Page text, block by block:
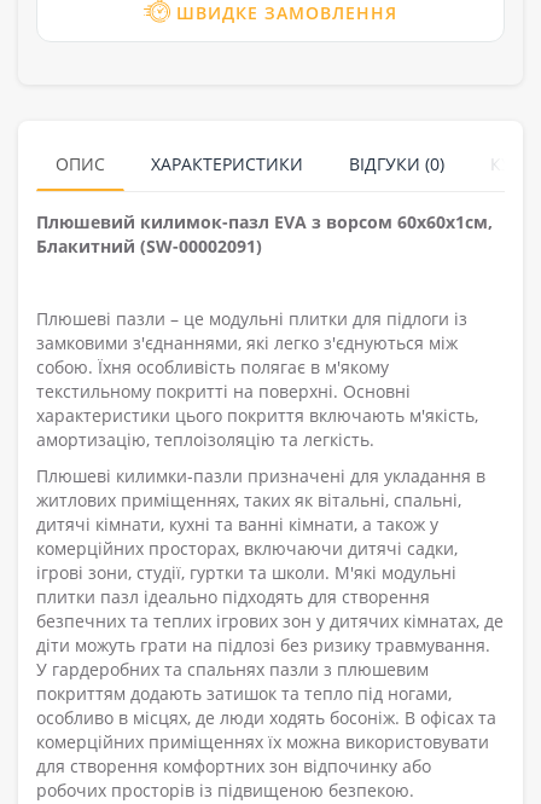
ШВИДКЕ ЗАМОВЛЕННЯ
ОПИС ХАРАКТЕРИСТИКИ ВІДГУКИ (0)
Плюшевий килимок-пазл EVA з ворсом 60х60х1см,
Блакитний (SW-00002091)
Плюшеві пазли – це модульні плитки для підлоги із
замковими з'єднаннями, які легко з'єднуються між
собою. Їхня особливість полягає в м'якому
текстильному покритті на поверхні. Основні
характеристики цього покриття включають м'якість,
амортизацію, теплоізоляцію та легкість.
Плюшеві килимки-пазли призначені для укладання в
житлових приміщеннях, таких як вітальні, спальні,
дитячі кімнати, кухні та ванні кімнати, а також у
комерційних просторах, включаючи дитячі садки,
ігрові зони, студії, гуртки та школи. М'які модульні
плитки пазл ідеально підходять для створення
безпечних та теплих ігрових зон у дитячих кімнатах, де
діти можуть грати на підлозі без ризику травмування.
У гардеробних та спальнях пазли з плюшевим
покриттям додають затишок та тепло під ногами,
особливо в місцях, де люди ходять босоніж. В офісах та
комерційних приміщеннях їх можна використовувати
для створення комфортних зон відпочинку або
робочих просторів із підвищеною безпекою.